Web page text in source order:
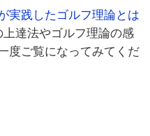
実践したゴルフ理論とは
達法やゴルフ理論の感
度ご覧になってみてくだ